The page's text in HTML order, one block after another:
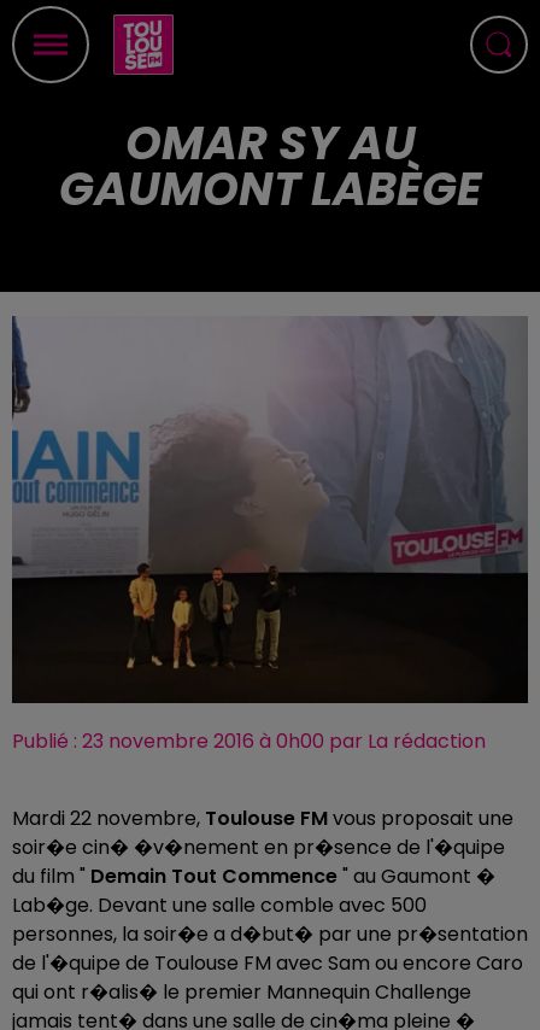
OMAR SY AU
GAUMONT LABÈGE
Publié : 23 novembre 2016 à 0h00 par La rédaction
Mardi 22 novembre, Toulouse FMvous proposait une
soir�e cin� �v�nement en pr�sence de l'�quipe
du film " Demain Tout Commence" au Gaumont �
Lab�ge. Devant une salle comble avec 500
personnes, la soir�e a d�but� par une pr�sentation
de l'�quipe de Toulouse FM avec Sam ou encore Caro
qui ont r�alis� le premier Mannequin Challenge
jamais tent� dans une salle de cin�ma pleine �